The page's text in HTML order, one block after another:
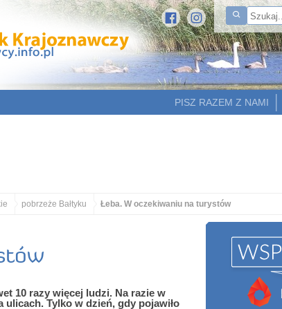
PISZ RAZEM Z NAMI
pobrzeże Bałtyku Łeba. W oczekiwaniu na turystów
10 razy więcej ludzi. Na razie w
Tylko w dzień, gdy pojawiło